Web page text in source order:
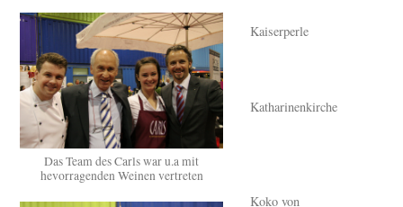
Das Team des Carls war u.a mit
hevorragenden Weinen vertreten
Kaiserperle
Katharinenkirche
Koko von